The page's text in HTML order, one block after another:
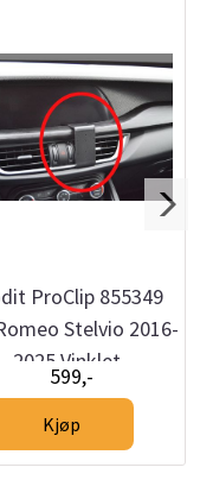
ProClip 855349
Stelvio 2016-
2025 Vinklet
599,-
Kjøp